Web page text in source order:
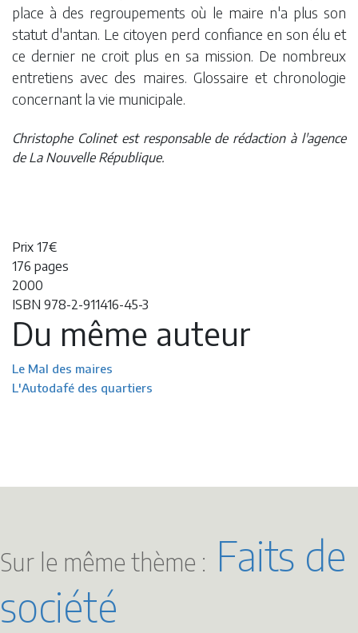
place à des regroupements où le maire n'a plus son
statut d'antan. Le citoyen perd confiance en son élu et
ce dernier ne croit plus en sa mission. De nombreux
entretiens avec des maires. Glossaire et chronologie
concernant la vie municipale.
Christophe Colinet est responsable de rédaction à l'agence
de La Nouvelle République.
Prix 17€
176 pages
2000
ISBN 978-2-911416-45-3
Du même auteur
Le Mal des maires
L'Autodafé des quartiers
Sur le même thème : Faits de
société